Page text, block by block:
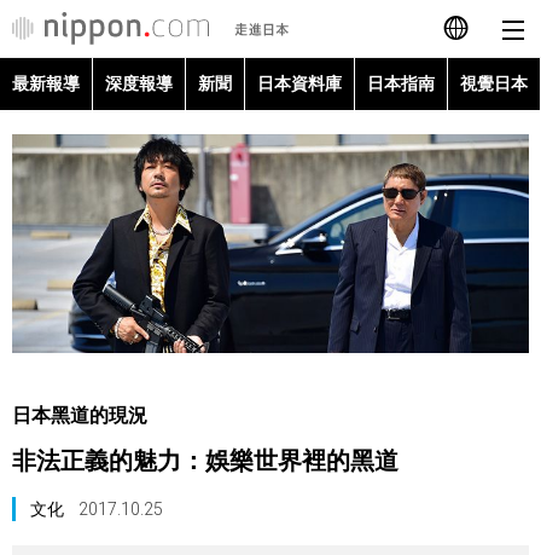
日本語
English
简体字
Français
Русский
最新報導
深度報導
日本指南
最新報導 深度報導 新聞 日本資料庫 日本指南 視覺日本
日本黑道的現況
非法正義的魅力：娛樂世界裡的黑道
文化 2017.10.25